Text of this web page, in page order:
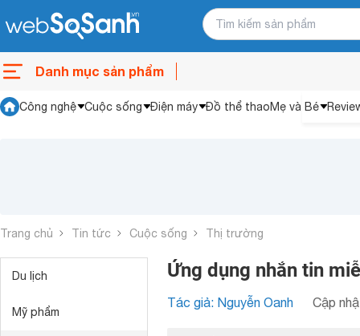
Danh mục sản phẩm
Công nghệ Cuộc sống Điện máy Đồ thể thaoMẹ và Bé
Trang chủ Tin tức Cuộc sống Thị trường
Du lịch
Mỹ phẩm
Ứng dụng nhắn tin
Tác giả: Nguyễn Oanh Cập